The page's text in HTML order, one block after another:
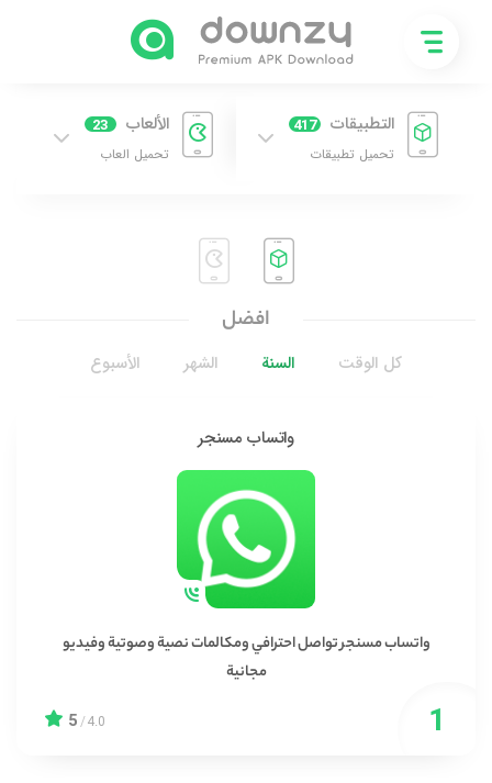
التطبيقات 417
تحميل تطبيقات
الألعاب 23
تحميل العاب
افضل
كل الوقت السنة الشهر الأسبوع
واتساب مسنجر
واتساب مسنجر تواصل احترافي ومكالمات نصية وصوتية وفيديو
مجانية
4.0
/
5